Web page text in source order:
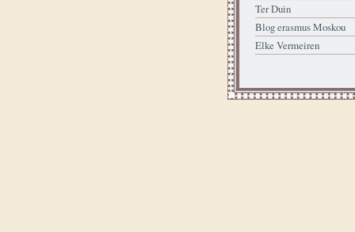
Ter Duin
Blog erasmus Moskou
Elke Vermeiren